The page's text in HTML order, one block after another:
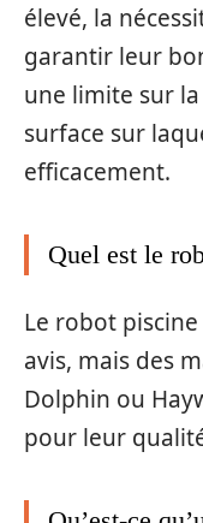
élevé, la
garantir leur
une limite sur
surface sur
efficacement.
Quel est le
Le robot
avis, mais des
Dolphin ou
pour leur